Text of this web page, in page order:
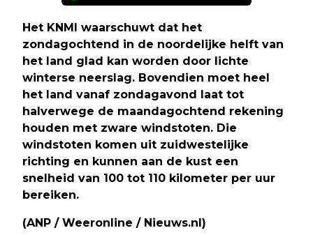
Het KNMI waarschuwt dat het
zondagochtend in de noordelijke helft van
het land glad kan worden door lichte
winterse neerslag. Bovendien moet heel
het land vanaf zondagavond laat tot
halverwege de maandagochtend rekening
houden met zware windstoten. Die
windstoten komen uit zuidwestelijke
richting en kunnen aan de kust een
snelheid van 100 tot 110 kilometer per uur
bereiken.
(ANP / Weeronline / Nieuws.nl)